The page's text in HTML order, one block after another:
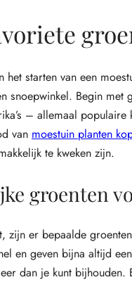
het starten van een
snoepwinkel. Begin
– allemaal
van moestuin planten
te kweken zijn.
groenten
zijn er bepaalde
en geven bijna altijd
dan je kunt